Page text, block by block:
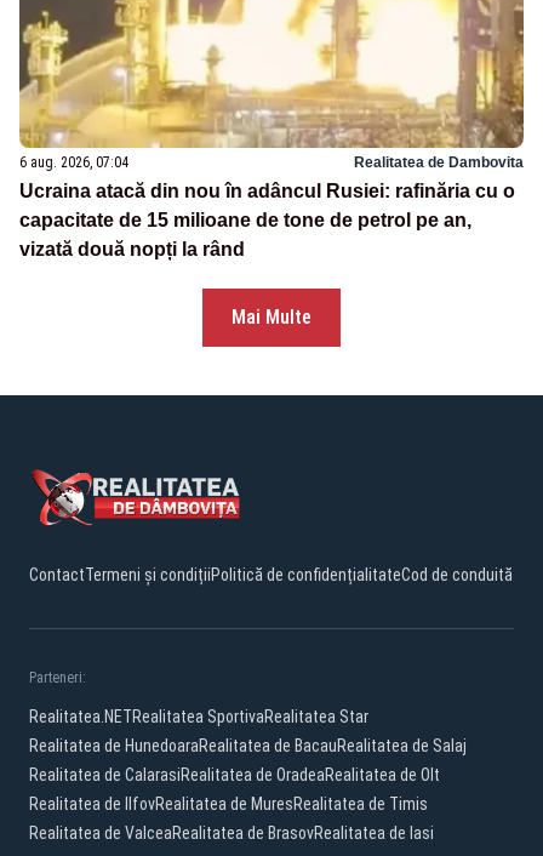
6 aug. 2026, 07:04 Realitatea de Dambovita
Ucraina atacă din nou în adâncul Rusiei: rafinăria cu o
capacitate de 15 milioane de tone de petrol pe an,
vizată două nopți la rând
Mai Multe
ContactTermeni și condițiiPolitică de confidențialitateCod de conduită
Parteneri:
Realitatea.NETRealitatea SportivaRealitatea Star
Realitatea de HunedoaraRealitatea de BacauRealitatea de Salaj
Realitatea de CalarasiRealitatea de OradeaRealitatea de Olt
Realitatea de IlfovRealitatea de MuresRealitatea de Timis
Realitatea de ValceaRealitatea de BrasovRealitatea de Iasi